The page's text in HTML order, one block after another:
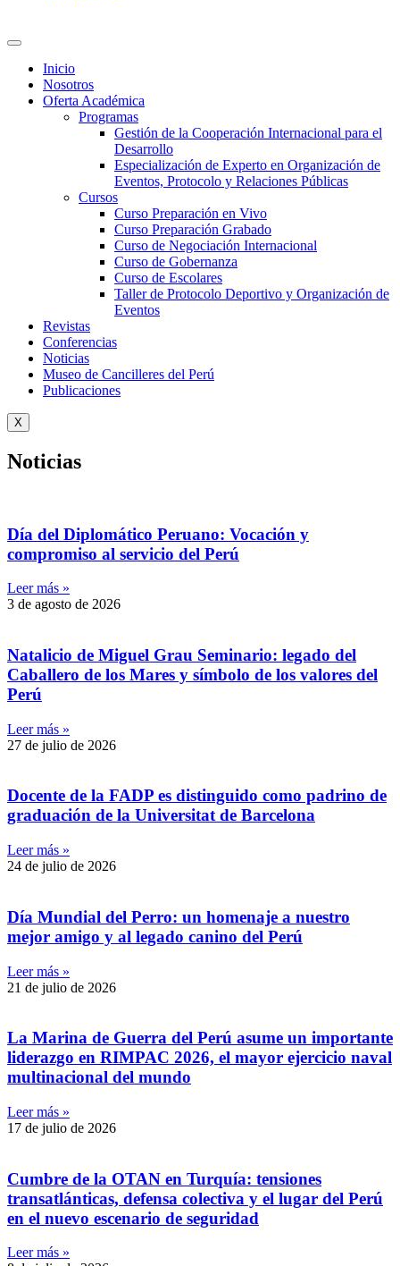
Inicio
Nosotros
Oferta Académica
Programas
Gestión de la Cooperación Internacional para el
Desarrollo
Especialización de Experto en Organización de
Eventos, Protocolo y Relaciones Públicas
Cursos
Curso Preparación en Vivo
Curso Preparación Grabado
Curso de Negociación Internacional
Curso de Gobernanza
Curso de Escolares
Taller de Protocolo Deportivo y Organización de
Eventos
Revistas
Conferencias
Noticias
Museo de Cancilleres del Perú
Publicaciones
X
Noticias
Día del Diplomático Peruano: Vocación y
compromiso al servicio del Perú
Leer más »
3 de agosto de 2026
Natalicio de Miguel Grau Seminario: legado del
Caballero de los Mares y símbolo de los valores del
Perú
Leer más »
27 de julio de 2026
Docente de la FADP es distinguido como padrino de
graduación de la Universitat de Barcelona
Leer más »
24 de julio de 2026
Día Mundial del Perro: un homenaje a nuestro
mejor amigo y al legado canino del Perú
Leer más »
21 de julio de 2026
La Marina de Guerra del Perú asume un importante
liderazgo en RIMPAC 2026, el mayor ejercicio naval
multinacional del mundo
Leer más »
17 de julio de 2026
Cumbre de la OTAN en Turquía: tensiones
transatlánticas, defensa colectiva y el lugar del Perú
en el nuevo escenario de seguridad
Leer más »